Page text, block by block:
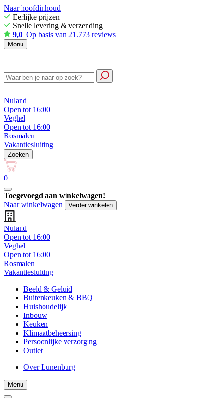
Naar hoofdinhoud
Eerlijke prijzen
Snelle levering & verzending
9,0 Op basis van 21.773 reviews
Menu
Nuland
Open tot 16:00
Veghel
Open tot 16:00
Rosmalen
Vakantiesluiting
Zoeken
0
Toegevoegd aan winkelwagen!
Naar winkelwagen
Verder winkelen
Nuland
Open tot 16:00
Veghel
Open tot 16:00
Rosmalen
Vakantiesluiting
Beeld & Geluid
Buitenkeuken & BBQ
Huishoudelijk
Inbouw
Keuken
Klimaatbeheersing
Persoonlijke verzorging
Outlet
Over Lunenburg
Menu